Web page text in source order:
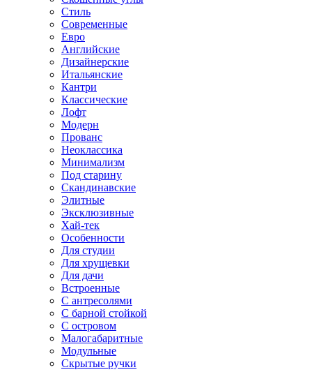
Стиль
Современные
Евро
Английские
Дизайнерские
Итальянские
Кантри
Классические
Лофт
Модерн
Прованс
Неоклассика
Минимализм
Под старину
Скандинавские
Элитные
Эксклюзивные
Хай-тек
Особенности
Для студии
Для хрущевки
Для дачи
Встроенные
С антресолями
С барной стойкой
С островом
Малогабаритные
Модульные
Скрытые ручки